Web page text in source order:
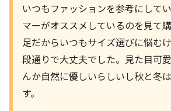
いつもファッションを参考にして
マーがオススメしているのを見て
足だからいつもサイズ選びに悩む
段通りで大丈夫でした。見た目可
んか自然に優しいらしいし秋と冬
す。